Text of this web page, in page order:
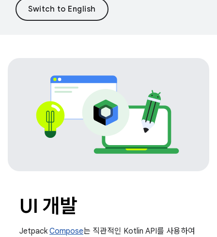
UI 개발
Jetpack Compose는 직관적인 Kotlin API를 사용하여